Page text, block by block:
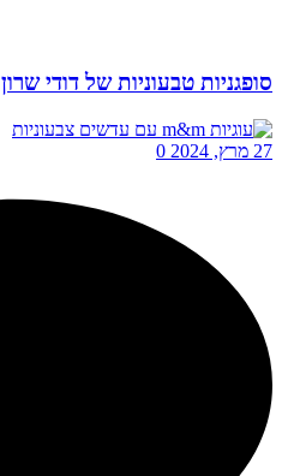
סופגניות טבעוניות של דודי שרון
27 מרץ, 2024 0